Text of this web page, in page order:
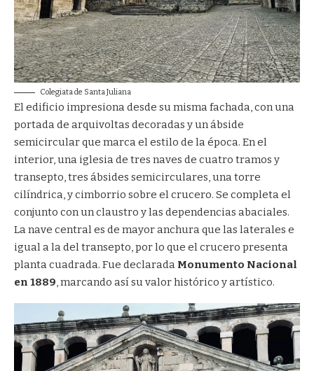
Colegiata de Santa Juliana
El edificio impresiona desde su misma fachada, con una
portada de arquivoltas decoradas y un ábside
semicircular que marca el estilo de la época. En el
interior, una iglesia de tres naves de cuatro tramos y
transepto, tres ábsides semicirculares, una torre
cilíndrica, y cimborrio sobre el crucero. Se completa el
conjunto con un claustro y las dependencias abaciales.
La nave central es de mayor anchura que las laterales e
igual a la del transepto, por lo que el crucero presenta
planta cuadrada. Fue declarada Monumento Nacional
en 1889, marcando así su valor histórico y artístico.